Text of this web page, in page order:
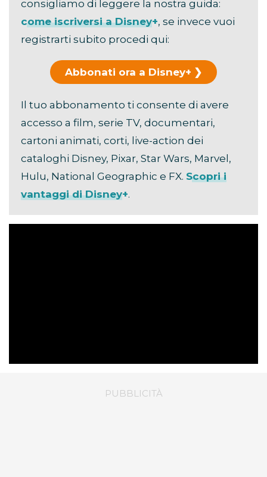
consigliamo di leggere la nostra guida:
come iscriversi a Disney+, se invece vuoi
registrarti subito procedi qui:
Abbonati ora a Disney+
Il tuo abbonamento ti consente di avere
accesso a film, serie TV, documentari,
cartoni animati, corti, live-action dei
cataloghi Disney, Pixar, Star Wars, Marvel,
Hulu, National Geographic e FX. Scopri i
vantaggi di Disney+.